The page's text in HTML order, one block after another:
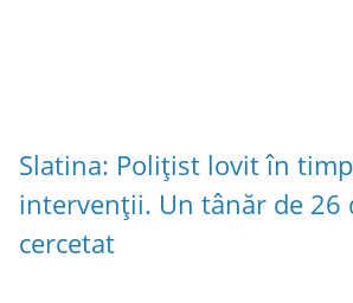
Slatina: Polițist lovit în
intervenții. Un tânăr de 26
cercetat